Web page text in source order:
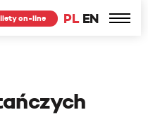
PL EN
on-line